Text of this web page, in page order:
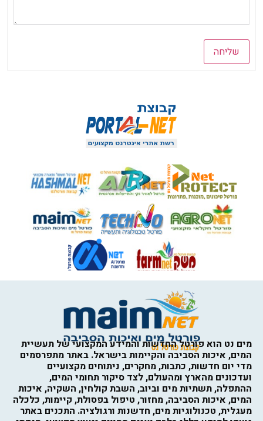
שליחה
מים נט הוא פורטל החדשות והמידע המקצועי של תעשיית
המים, איכות הסביבה והקיימות בישראל. באתר מתפרסמים
מדי יום חדשות, כתבות, מחקרים, ניתוחים מקצועיים
ועדכונים מהארץ ומהעולם, לצד סיקור תחומי המים,
ההתפלה, תשתיות מים וביוב, השבת קולחין, השקיה, איכות
המים, איכות הסביבה, מחזור, טיפול בפסולת, קיימות, כלכלה
מעגלית, טכנולוגיות מים, חדשנות ורגולציה. התכנים באתר